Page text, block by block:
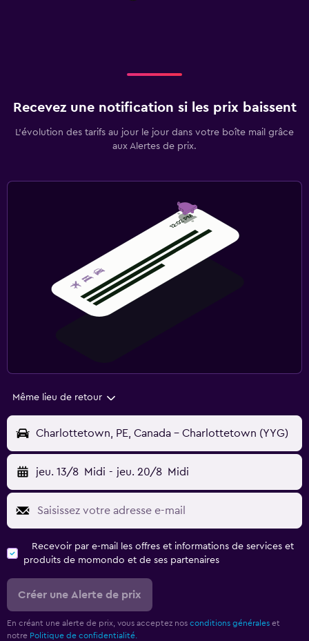
Recevez une notification si les prix baissent
L’évolution des tarifs au jour le jour dans votre boîte mail grâce
aux Alertes de prix.
Même lieu de retour
Charlottetown, PE, Canada - Charlottetown (YYG)
jeu. 13/8 Midi - jeu. 20/8 Midi
Recevoir par e-mail les offres et informations de services et
produits de momondo et de ses partenaires
Créer une Alerte de prix
En créant une alerte de prix, vous acceptez nos conditions générales et
notre Politique de confidentialité.